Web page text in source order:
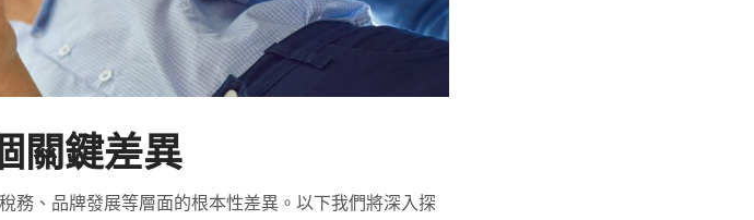
關鍵差異
務、品牌發展等層面的根本性差異。以下我們將深入探